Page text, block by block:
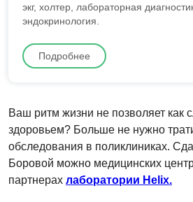
экг, холтер, лабораторная
эндокринология.
Подробнее
Ваш ритм жизни не позволяет как
здоровьем? Больше не нужно
обследования в поликлиниках.
Боровой можно медицинских
партнерах лаборатории Helix.